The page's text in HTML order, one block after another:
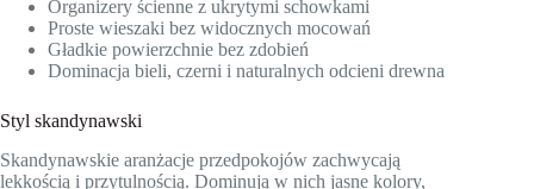
Organizery ścienne z ukrytymi schowkami
Proste wieszaki bez widocznych mocowań
Gładkie powierzchnie bez zdobień
Dominacja bieli, czerni i naturalnych odcieni drewna
Styl skandynawski
Skandynawskie aranżacje przedpokojów zachwycają
lekkością i przytulnością. Dominują w nich jasne kolory,